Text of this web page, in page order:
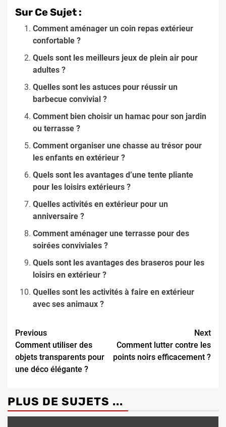
Sur Ce Sujet :
Comment aménager un coin repas extérieur
confortable ?
Quels sont les meilleurs jeux de plein air pour
adultes ?
Quelles sont les astuces pour réussir un
barbecue convivial ?
Comment bien choisir un hamac pour son jardin
ou terrasse ?
Comment organiser une chasse au trésor pour
les enfants en extérieur ?
Quels sont les avantages d’une tente pliante
pour les loisirs extérieurs ?
Quelles activités en extérieur pour un
anniversaire ?
Comment aménager une terrasse pour des
soirées conviviales ?
Quels sont les avantages des braseros pour les
loisirs en extérieur ?
Quelles sont les activités à faire en extérieur
avec ses animaux ?
Continue
Reading
Previous
Comment utiliser des
objets transparents pour
une déco élégante ?
Next
Comment lutter contre les
points noirs efficacement ?
PLUS DE SUJETS ...